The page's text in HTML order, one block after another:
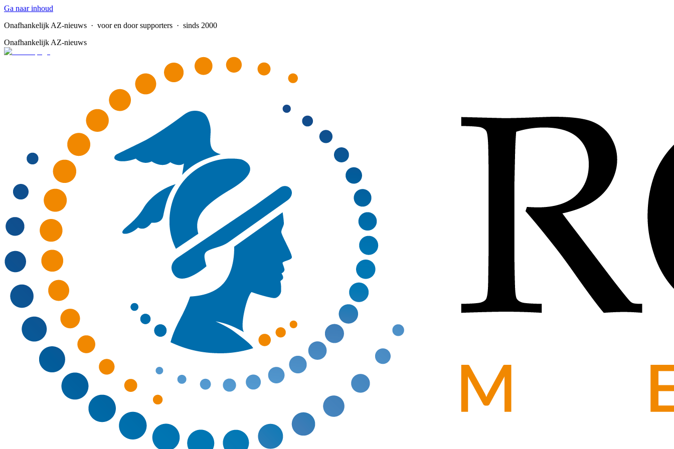
Ga naar inhoud
Onafhankelijk AZ-nieuws · voor en door supporters · sinds 2000
Onafhankelijk AZ-nieuws